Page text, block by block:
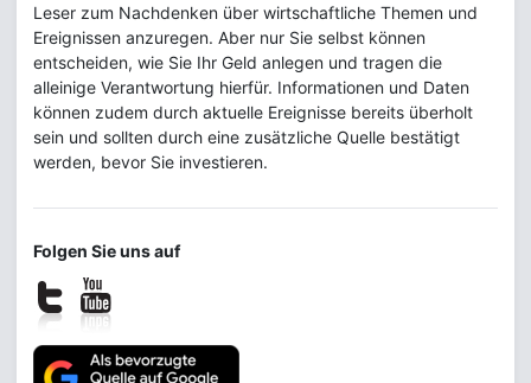
Leser zum Nachdenken über wirtschaftliche Themen und
Ereignissen anzuregen. Aber nur Sie selbst können
entscheiden, wie Sie Ihr Geld anlegen und tragen die
alleinige Verantwortung hierfür. Informationen und Daten
können zudem durch aktuelle Ereignisse bereits überholt
sein und sollten durch eine zusätzliche Quelle bestätigt
werden, bevor Sie investieren.
Folgen Sie uns auf